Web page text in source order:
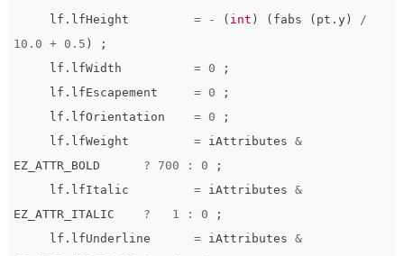
lf . lfHeight = - ( int ) ( fabs ( pt . y )
/
10.0 + 0.5 )
;
lf . lfWidth = 0
;
lf . lfEscapement = 0
;
lf . lfOrientation = 0
;
lf . lfWeight = iAttributes &
EZ_ATTR_BOLD
? 700 : 0
;
lf . lfItalic = iAttributes &
EZ_ATTR_ITALIC
? 1 : 0
;
lf . lfUnderline = iAttributes &